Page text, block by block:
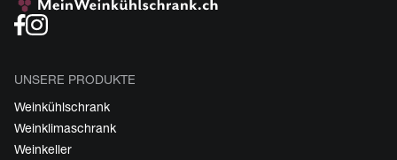
UNSERE PRODUKTE
Weinkühlschrank
Weinklimaschrank
Weinkeller